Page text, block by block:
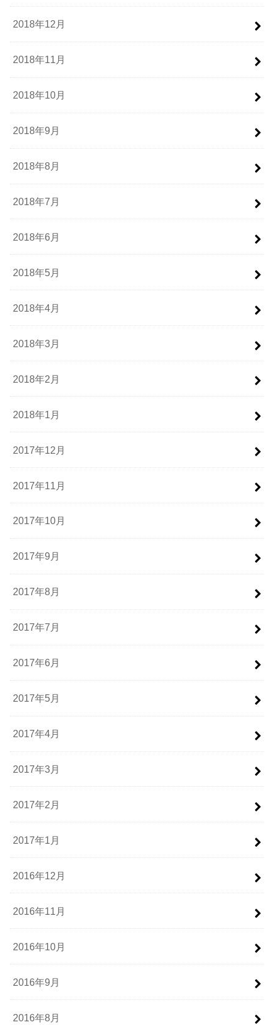
2018年12月
2018年11月
2018年10月
2018年9月
2018年8月
2018年7月
2018年6月
2018年5月
2018年4月
2018年3月
2018年2月
2018年1月
2017年12月
2017年11月
2017年10月
2017年9月
2017年8月
2017年7月
2017年6月
2017年5月
2017年4月
2017年3月
2017年2月
2017年1月
2016年12月
2016年11月
2016年10月
2016年9月
2016年8月